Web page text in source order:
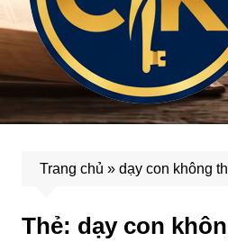
Trang chủ » dạy con không
Thẻ: dạy con